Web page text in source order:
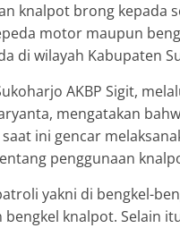
knalpot brong kepada
motor maupun
di wilayah Kabupaten
AKBP Sigit,
mengatakan
ini gencar
penggunaan
yakni di bengkel-
knalpot. Selain